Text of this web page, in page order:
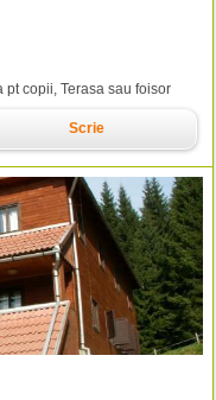
pt copii, Terasa sau foisor
Scrie